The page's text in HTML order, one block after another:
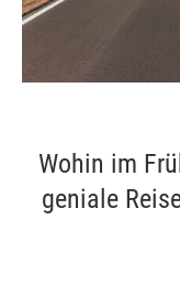
Wohin im
geniale